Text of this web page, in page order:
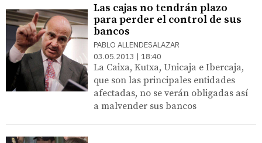
Las cajas no tendrán plazo
para perder el control de sus
bancos
PABLO ALLENDESALAZAR
03.05.2013 | 18:40
La Caixa, Kutxa, Unicaja e Ibercaja,
que son las principales entidades
afectadas, no se verán obligadas así
a malvender sus bancos